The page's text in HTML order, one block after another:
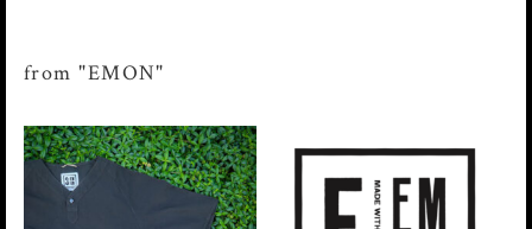
from "EMON"